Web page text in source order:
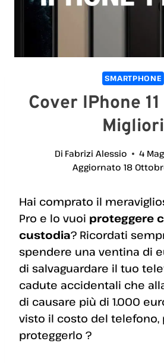
SMARTPHONE
Cover IPhone
Migliori
Di Fabrizi Alessio
4
Aggiornato 18
Hai comprato il
Pro e lo vuoi proteggere
custodia? Ricordati
spendere una ventina di
di salvaguardare il tuo
cadute accidentali che
di causare più di 1.000
visto il costo del telefono,
proteggerlo ?